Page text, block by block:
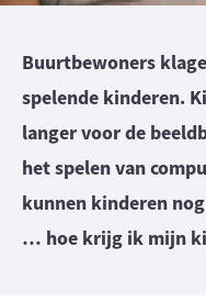
Buurtbewoners
spelende kinderen.
langer voor de
het spelen van
kunnen kinderen
… hoe krijg ik mijn